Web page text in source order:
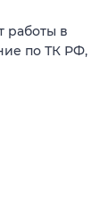
работы в
по ТК РФ,